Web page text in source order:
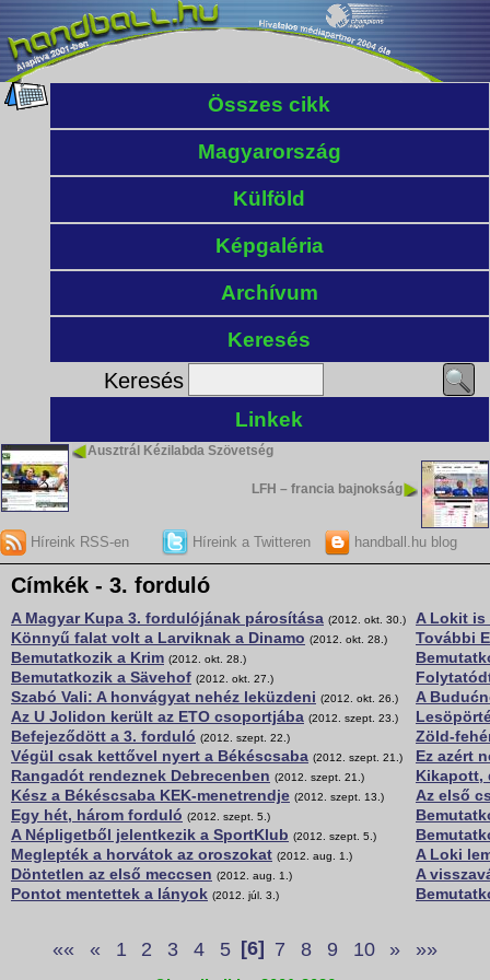
Összes cikk
Magyarország
Külföld
Képgaléria
Archívum
Keresés
Keresés
Linkek
Ausztrál Kézilabda Szövetség
LFH – francia bajnokság
Híreink RSS-en Híreink a Twitteren handball.hu blog
Címkék - 3. forduló
A Magyar Kupa 3. fordulójának párosítása (2012. okt. 30.)
Könnyű falat volt a Larviknak a Dinamo (2012. okt. 28.)
Bemutatkozik a Krim (2012. okt. 28.)
Bemutatkozik a Sävehof (2012. okt. 27.)
Szabó Vali: A honvágyat nehéz leküzdeni (2012. okt. 26.)
Az U Jolidon került az ETO csoportjába (2012. szept. 23.)
Befejeződött a 3. forduló (2012. szept. 22.)
Végül csak kettővel nyert a Békéscsaba (2012. szept. 21.)
Rangadót rendeznek Debrecenben (2012. szept. 21.)
Kész a Békéscsaba KEK-menetrendje (2012. szept. 13.)
Egy hét, három forduló (2012. szept. 5.)
A Népligetből jelentkezik a SportKlub (2012. szept. 5.)
Meglepték a horvátok az oroszokat (2012. aug. 1.)
Döntetlen az első meccsen (2012. aug. 1.)
Pontot mentettek a lányok (2012. júl. 3.)
A Lokit is
További
A
Zöld-
Ez azért
Kikapott,
Az első
A Loki
A
«« « 1 2 3 4 5 [6] 7 8 9 10 » »»